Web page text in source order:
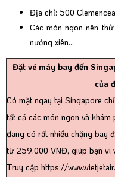
Địa chỉ: 500
Các món ngon nên
nướng xiên…
Đặt vé máy bay đến
của
Có mặt ngay tại Singapore
tất cả các món ngon và
đang có rất nhiều chặng bay
từ 259.000 VNĐ, giúp bạn vi
Truy cập https://